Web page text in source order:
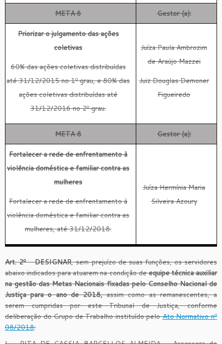
META 6 Gestor (a):
Priorizar o julgamento das ações
coletivas
60% das ações coletivas distribuídas
até 31/12/2015 no 1º grau, e 80% das
ações coletivas distribuídas até
31/12/2016 no 2º grau.
Juíza Paula Ambrozim
de Araújo Mazzei
Juiz Douglas Demoner
Figueiredo
META 8 Gestor (a):
Fortalecer a rede de enfrentamento à
violência doméstica e familiar contra as
mulheres
Fortalecer a rede de enfrentamento à
violência doméstica e familiar contra as
mulheres, até 31/12/2018.
Juíza Hermínia Maria
Silveira Azoury
Art. 2º–DESIGNAR, sem prejuízo de suas funções, os servidores
abaixo indicados para atuarem na condição deequipe técnica auxiliar
na gestão das Metas Nacionais fixadas pelo Conselho Nacional de
Justiça para o ano de 2018,assim como as remanescentes, a
serem cumpridas por este Tribunal de Justiça, conforme
deliberação do Grupo de Trabalho instituído peloAto Normativo nº
08/2018: